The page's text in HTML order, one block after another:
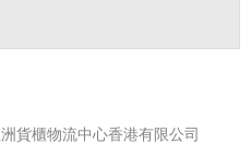
貨櫃物流中心香港有限公司